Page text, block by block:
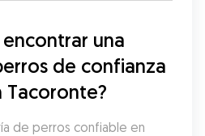
una
de confianza
Tacoronte?
de perros confiable en